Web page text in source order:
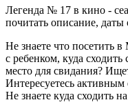
Легенда № 17 в кино -
почитать описание, даты
Не знаете что посетить
с ребенком, куда
место для свидания?
Интересуетесь
Не знаете куда сходить